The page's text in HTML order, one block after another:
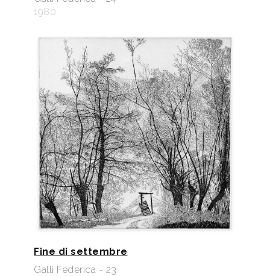
1980
Fine di settembre
Galli Federica - 23